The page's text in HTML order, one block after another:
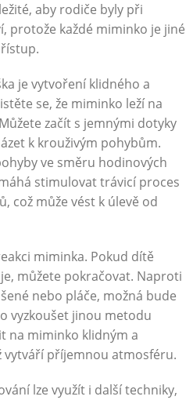
aby rodiče byly při
protože každé miminko je jiné
je vytvoření klidného a
se, že miminko leží na
začít s jemnými dotyky
k krouživým pohybům.
ve směru hodinových
stimulovat trávicí proces
což může vést k úlevě od
miminka. Pokud dítě
můžete pokračovat. Naproti
nebo pláče, možná bude
vyzkoušet jinou metodu
na miminko klidným a
vytváří příjemnou atmosféru.
lze využít i další techniky,